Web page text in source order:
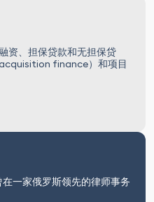
资、担保贷款和无担保贷
finance）和项目
一家俄罗斯领先的律师事务